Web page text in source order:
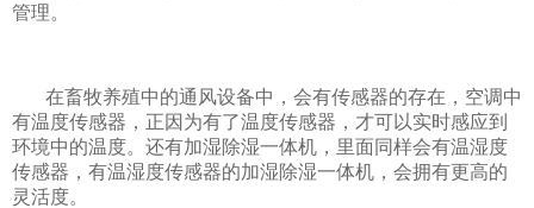
管理。
在畜牧养殖中的通风设备中，会有传感器的存在，空调中
有温度传感器，正因为有了温度传感器，才可以实时感应到
环境中的温度。还有加湿除湿一体机，里面同样会有温湿度
传感器，有温湿度传感器的加湿除湿一体机，会拥有更高的
灵活度。